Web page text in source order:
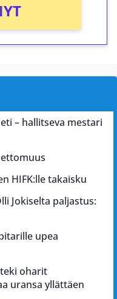
– hallitseva mestari
HIFK:lle takaisku
Jokiselta paljastus:
upea
oharit
uransa yllättäen